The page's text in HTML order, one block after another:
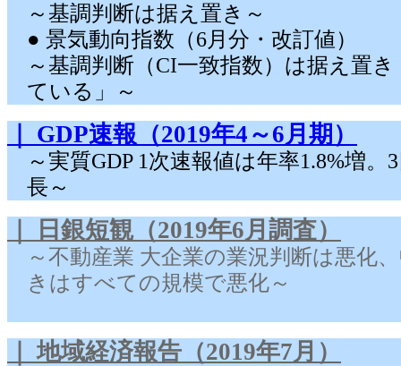
～基調判断は据え置き～
● 景気動向指数（6月分・改訂値）
～基調判断（CI一致指数）は据え置
ている」～
｜ GDP速報（2019年4～6月期）
～実質GDP 1次速報値は年率1.8%増
長～
｜ 日銀短観（2019年6月調査）
～不動産業 大企業の業況判断は悪化
きはすべての規模で悪化～
｜ 地域経済報告（2019年7月）